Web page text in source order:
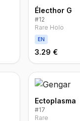
Électhor G
#12
Rare Holo
EN
3.29 €
Ectoplasma
#17
Rare